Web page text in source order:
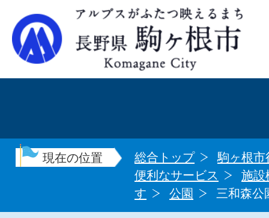
現在の位置 総合トップ
駒ヶ根市
便利なサービス
施設
す
公園 三和森公